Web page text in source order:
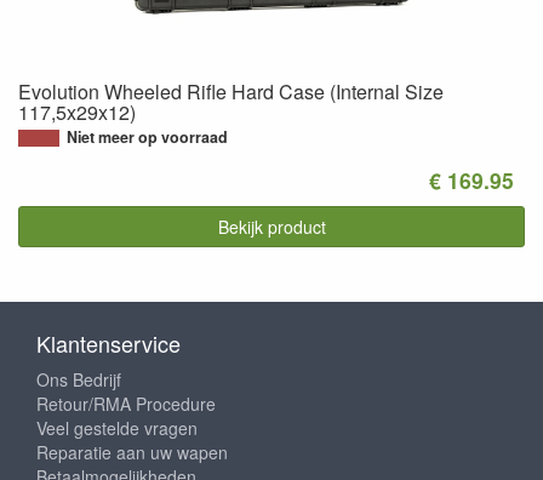
Evolution Wheeled Rifle Hard Case (Internal Size
117,5x29x12)
Niet meer op voorraad
€ 169.95
Bekijk product
Klantenservice
Ons Bedrijf
Retour/RMA Procedure
Veel gestelde vragen
Reparatie aan uw wapen